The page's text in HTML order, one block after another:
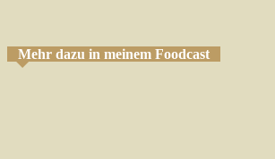
Mehr dazu in meinem Foodcast